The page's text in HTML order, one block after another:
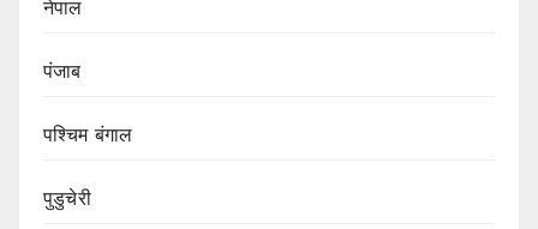
नेपाल
पंजाब
पश्चिम बंगाल
पुडुचेरी